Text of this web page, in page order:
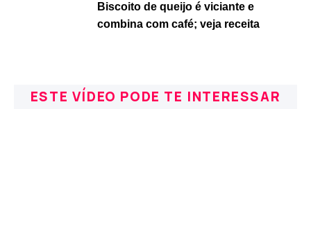
Biscoito de queijo é viciante e
combina com café; veja receita
ESTE VÍDEO PODE TE INTERESSAR